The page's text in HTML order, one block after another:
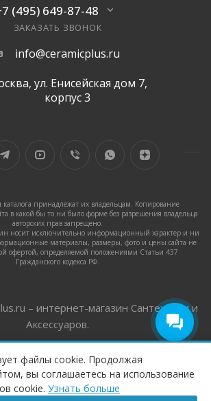
ПОД ЗАКАЗ
(495) 649-87-48
ЗАКАЗАТЬ ЗВОНОК
info@ceramicplus.ru
ул. Енисейская дом 7,
корпус 3
каталога принадлежат их владельцам. Копирование
в какой бы то ни было форме без разрешения владельца
авторских прав запрещено.
носит исключительно информационный характер и ни
материалы, размеры, фото и цены сайта не
офертой, определяемой положениями Статьи 437
Гражданского кодекса РФ.
– интернет-магазин Сантехники и
Аксессуаров.
файлы cookie. Продолжая
вы соглашаетесь на использование
cookie. Узнать больше